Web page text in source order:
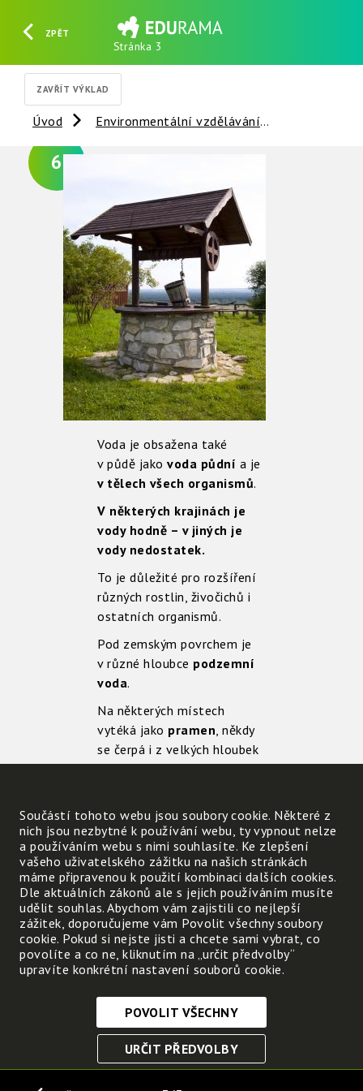
ZPĚT
Stránka 3
ZAVŘÍT VÝKLAD
Úvod Environmentální vzdělávání
6
Voda je obsažena také
v půdě jako voda půdní a je
v tělech všech organismů.
V některých krajinách je
vody hodně – v jiných je
vody nedostatek.
To je důležité pro rozšíření
různých rostlin, živočichů i
ostatních organismů.
Pod zemským povrchem je
v různé hloubce podzemní
voda.
Na některých místech
vytéká jako pramen, někdy
se čerpá i z velkých hloubek
vestudních.
horkou vodu nebo minerální
vodu s léčivými účinky.
Součástí tohoto webu jsou soubory cookie. Některé z
nich jsou nezbytné k používání webu, ty vypnout nelze
a používáním webu s nimi souhlasíte. Ke zlepšení
vašeho uživatelského zážitku na našich stránkách
máme připravenou k použití kombinaci dalších cookies.
Dle aktuálních zákonů ale s jejich používáním musíte
udělit souhlas. Abychom vám zajistili co nejlepší
zážitek, doporučujeme vám Povolit všechny soubory
cookie. Pokud si nejste jisti a chcete sami vybrat, co
povolíte a co ne, kliknutím na „určit předvolby“
upravíte konkrétní nastavení souborů cookie.
Nezbytně nutné cookies
Tyto soubory cookie jsou nezbytné, abyste se mohli
POVOLIT VŠECHNY
URČIT PŘEDVOLBY